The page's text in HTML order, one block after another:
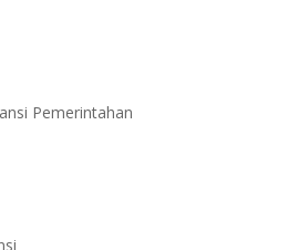
Pemerintahan